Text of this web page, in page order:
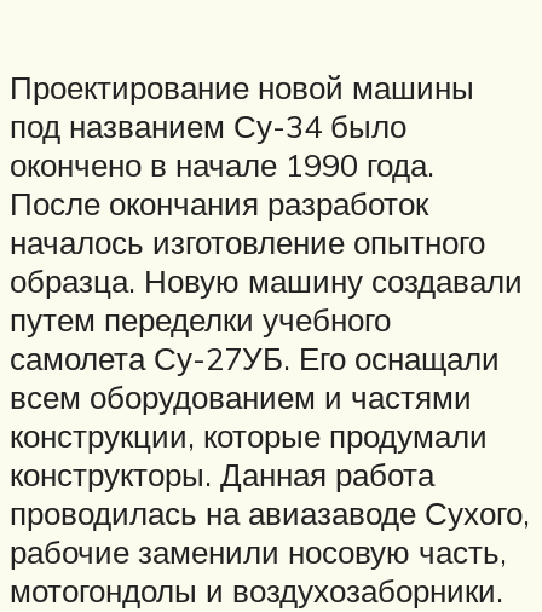
Проектирование новой машины
под названием Су-34 было
окончено в начале 1990 года.
После окончания разработок
началось изготовление опытного
образца. Новую машину создавали
путем переделки учебного
самолета Су-27УБ. Его оснащали
всем оборудованием и частями
конструкции, которые продумали
конструкторы. Данная работа
проводилась на авиазаводе Сухого,
рабочие заменили носовую часть,
мотогондолы и воздухозаборники.